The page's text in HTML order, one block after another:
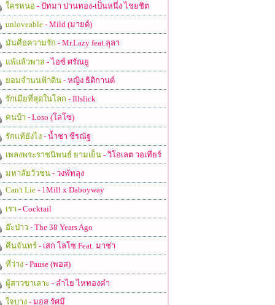
ใครหนอ - ปัทมา ปานทอง-เป็นหนึ่ง ไชยชิต
unloveable- Mild (มายด์)
มันคือความรัก - Mr.Lazy feat.ลุลา
แพ้แล้วพาล - ไอซ์ ศรัณยู
ยอมจำนนฟ้าดิน- หญิง ธิติกานต์
รักเมียที่สุดในโลก - Illslick
คนบ้า - Loso (โลโซ)
รักแท้ยังไง- น้ำชา ชีรณัฐ
เพลงพระราชนิพนธ์ ยามเย็น- วิโอเลต วอเทียร์
มหาลัยวัวชน- วงพัทลุง
Can't Lie- 1Mill x Daboyway
เรา - Cocktail
อ๊ะป่าว- The 38 Years Ago
คืนจันทร์- เสก โลโซ Feat. มาช่า
ที่ว่าง- Pause (พอส)
ผู้สาวขาเลาะ - ลำไย ไหทองคำ
ใจบาง- มอส รัศมี